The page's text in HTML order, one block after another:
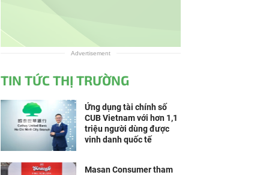
Advertisement
TIN TỨC THỊ TRƯỜNG
Ứng dụng tài chính số
CUB Vietnam với hơn 1,1
triệu người dùng được
vinh danh quốc tế
Masan Consumer tham